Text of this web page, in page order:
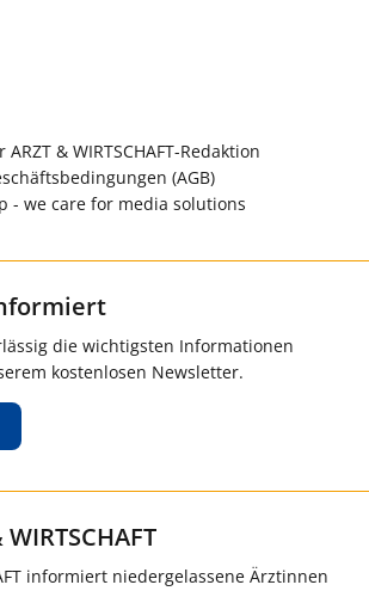
& WIRTSCHAFT-Redaktion
(AGB)
- we care for media solutions
die wichtigsten Informationen
kostenlosen Newsletter.
informiert niedergelassene Ärztinnen